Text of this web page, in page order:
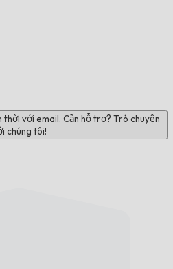
với email. Cần hỗ trợ? Trò chuyện
chúng tôi!